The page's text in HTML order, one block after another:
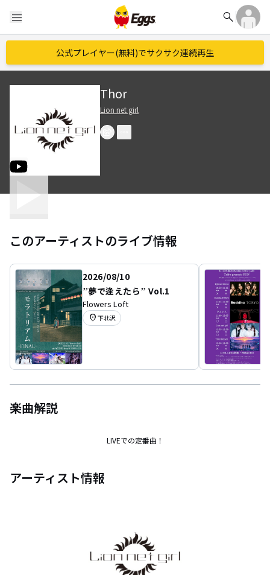
menu search
公式プレイヤー(無料)でサクサク連続再生
Thor
Lion net girl
このアーティストのライブ情報
2026/08/10
”夢で逢えたら” Vol.1
Flowers Loft
location_on 下北沢
楽曲解説
LIVEでの定番曲！
アーティスト情報